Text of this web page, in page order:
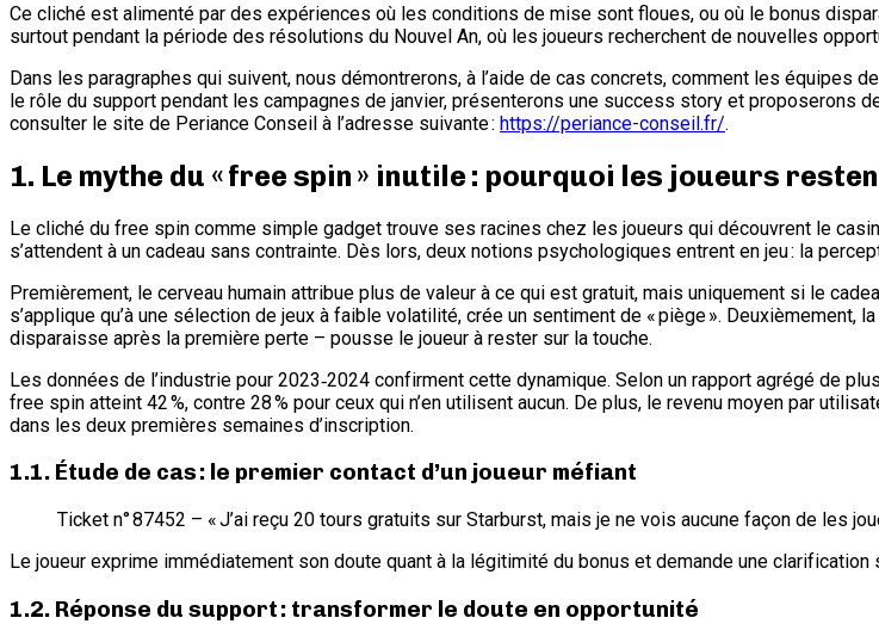
Ce cliché est alimenté par des expériences où les conditions de mise sont floues, ou où le bonus
surtout pendant la période des résolutions du Nouvel An, où les joueurs recherchent de nouvelles
Dans les paragraphes qui suivent, nous démontrerons, à l’aide de cas concrets, comment les
le rôle du support pendant les campagnes de janvier, présenterons une success story et
consulter le site de Periance Conseil à l’adresse suivante : https://periance-conseil.fr/.
1. Le mythe du « free spin » inutile : pourquoi les joueurs
Le cliché du free spin comme simple gadget trouve ses racines chez les joueurs qui découvrent le
s’attendent à un cadeau sans contrainte. Dès lors, deux notions psychologiques entrent en jeu : la
Premièrement, le cerveau humain attribue plus de valeur à ce qui est gratuit, mais uniquement si le
s’applique qu’à une sélection de jeux à faible volatilité, crée un sentiment de « piège ».
disparaisse après la première perte – pousse le joueur à rester sur la touche.
Les données de l’industrie pour 2023‑2024 confirment cette dynamique. Selon un rapport agrégé de
free spin atteint 42 %, contre 28 % pour ceux qui n’en utilisent aucun. De plus, le revenu moyen par
dans les deux premières semaines d’inscription.
1.1. Étude de cas : le premier contact d’un joueur méfiant
Ticket n° 87452 – « J’ai reçu 20 tours gratuits sur Starburst, mais je ne vois aucune façon de les
Le joueur exprime immédiatement son doute quant à la légitimité du bonus et demande une
1.2. Réponse du support : transformer le doute en opportunité